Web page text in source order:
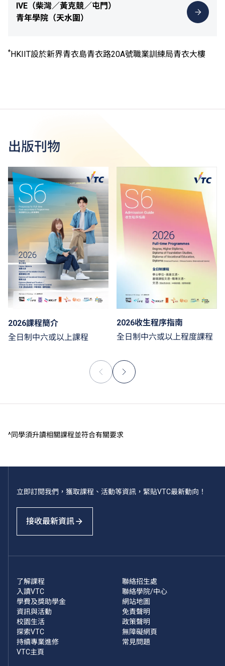
IVE（柴灣／黃克競／屯門）
青年學院（天水圍）
*HKIIT設於新界青衣島青衣路20A號職業訓練局青衣大樓
出版刊物
2026課程簡介
全日制中六或以上課程
2026收生程序指南
全日制中六或以上程度課程
^同學須升讀相關課程並符合有關要求
立即訂閱我們，獲取課程、活動等資訊，緊貼VTC最新動向！
接收最新資訊
了解課程
入讀VTC
學費及獎助學金
資訊與活動
校園生活
探索VTC
持續專業進修
VTC主頁
聯絡招生處
聯絡學院/中心
網站地圖
免責聲明
政策聲明
無障礙網頁
常見問題